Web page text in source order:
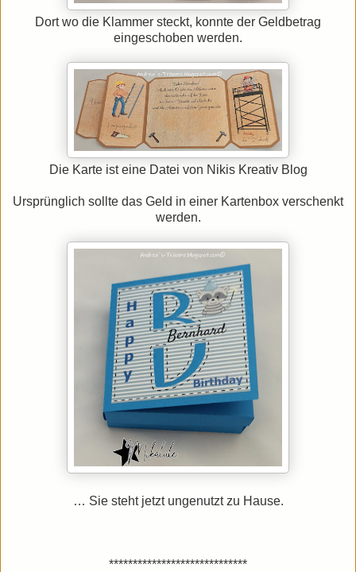
Dort wo die Klammer steckt, konnte der Geldbetrag
eingeschoben werden.
Die Karte ist eine Datei von Nikis Kreativ Blog
Ursprünglich sollte das Geld in einer Kartenbox verschenkt
werden.
… Sie steht jetzt ungenutzt zu Hause.
*****************************